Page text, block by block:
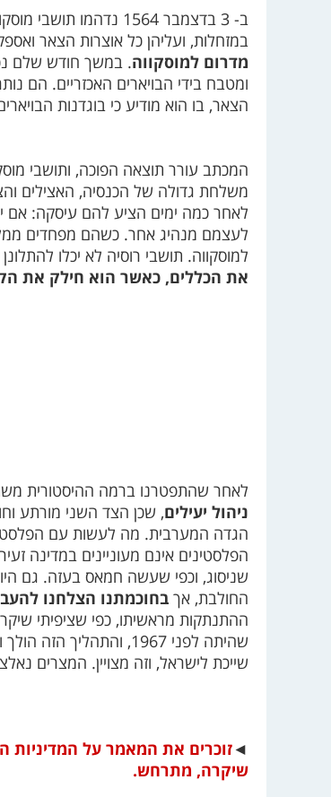
ב- 3 בדצמבר 1564
במזחלות, ועליהן כל אוצרות הצאר
מדרום למוסקווה. במשך חודש שלם
ומטבח בידי הבויארים האכזריים.
הצאר, בו הוא מודיע כי בוגדנות
המכתב עורר תוצאה הפוכה, ותושבי
משלחת גדולה של הכנסיה, האצילים
לאחר כמה ימים הציע להם עיסקה: אם
לעצמם מנהיג אחר. כשהם מפחדים
למוסקווה. תושבי רוסיה לא יכלו
את הכללים, כאשר הוא חילק את
לאחר שהתפטרנו ברמה ההיסטורית
ניהול יעילים, שכן הצד השני מורתע
הגדה המערבית. מה לעשות עם
הפלסטינים אינם מעוניינים במדינה
שניסוג, וכפי שעשה חמאס בעזה. גם
החולבת, אך בחוכמתנו הצלחנו
ההתנתקות מראשיתו, כפי שציפיתי
שהיתה לפני 1967,
שייכת לישראל, וזה מצויין. המצרים
◄זוכרים את המאמר על
שיקרה, מתרחש.